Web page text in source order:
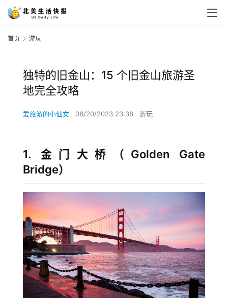
首页 游玩
独特的旧金山：15 个旧金山旅游圣
地完全攻略
爱旅游的小仙女 06/20/2023 23:38 游玩
1. 金门大桥（Golden Gate
Bridge）